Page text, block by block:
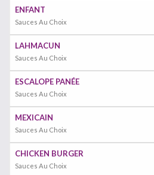
ENFANT
Sauces Au Choix
LAHMACUN
Sauces Au Choix
ESCALOPE PANÉE
Sauces Au Choix
MEXICAIN
Sauces Au Choix
CHICKEN BURGER
Sauces Au Choix